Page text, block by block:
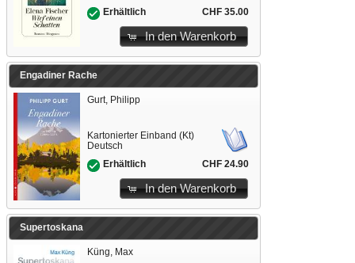
Erhältlich
CHF 35.00
In den Warenkorb
Engadiner Rache
Gurt, Philipp
Kartonierter Einband (Kt)
Deutsch
Erhältlich
CHF 24.90
In den Warenkorb
Supertoskana
Küng, Max